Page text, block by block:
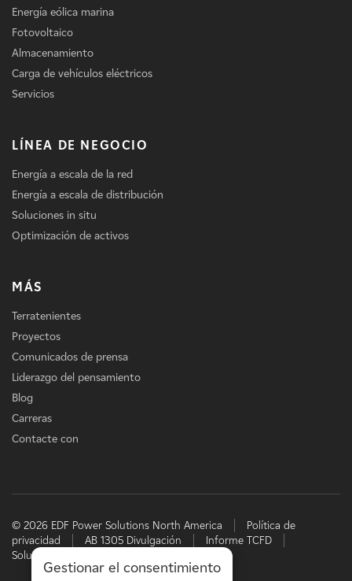
Energía eólica marina
Fotovoltaico
Almacenamiento
Carga de vehículos eléctricos
Servicios
LÍNEA DE NEGOCIO
Energía a escala de la red
Energía a escala de distribución
Soluciones in situ
Optimización de activos
MÁS
Terratenientes
Proyectos
Comunicados de prensa
Liderazgo del pensamiento
Blog
Carreras
Contacte con
© 2026 EDF Power Solutions North America
Política de
privacidad
AB 1305 Divulgación
Informe TCFD
Soluciones energéticas de EDF
Gestionar el consentimiento